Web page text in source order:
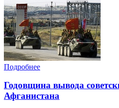
Подробнее
Годовщина вывода
Афганистана